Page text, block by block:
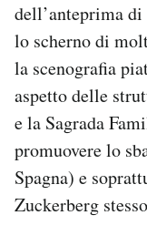
dell’anteprima
lo scherno di
la scenografia
aspetto delle
e la Sagrada
promuovere lo
Spagna) e
Zuckerberg